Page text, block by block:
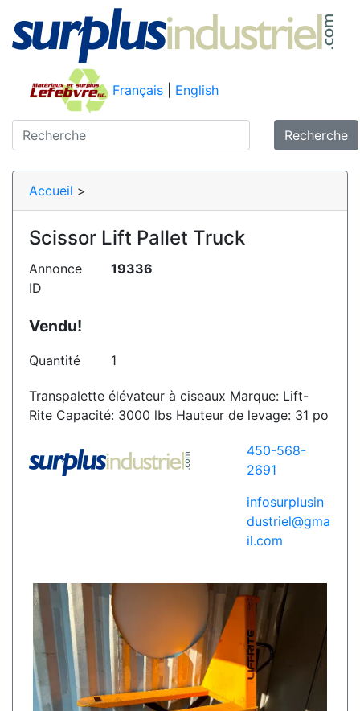
Français English
Recherche
Accueil >
Scissor Lift Pallet Truck
Annonce
ID
19336
Vendu!
Quantité 1
Transpalette élévateur à ciseaux Marque: Lift-
Rite Capacité: 3000 lbs Hauteur de levage: 31 po
450-568-
2691
infosurplusin
dustriel@gma
il.com